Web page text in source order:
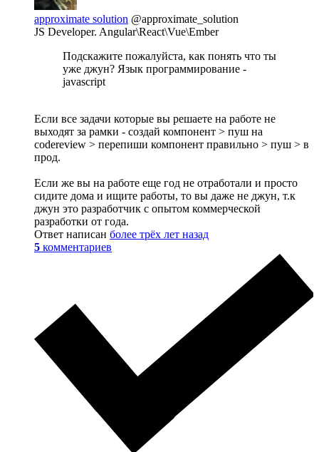
approximate solution @approximate_solution
JS Developer. Angular\React\Vue\Ember
Подскажите пожалуйста, как понять что ты
уже джун? Язык программирование -
javascript
Если все задачи которые вы решаете на работе не
выходят за рамки - создай компонент > пуш на
codereview > перепиши компонент правильно > пуш > в
прод.
Если же вы на работе еще год не отработали и просто
сидите дома и ищите работы, то вы даже не джун, т.к
джун это разработчик с опытом коммерческой
разработки от года.
Ответ написан более трёх лет назад
5 комментариев